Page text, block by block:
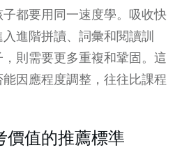
都要用同一速度學。吸收快
進階拼讀、詞彙和閱讀訓
則需要更多重複和鞏固。這
因應程度調整，往往比課程
價值的推薦標準